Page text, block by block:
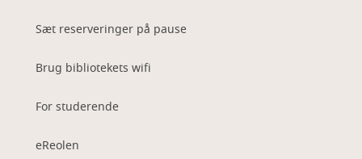
Sæt reserveringer på pause
Brug bibliotekets wifi
For studerende
eReolen